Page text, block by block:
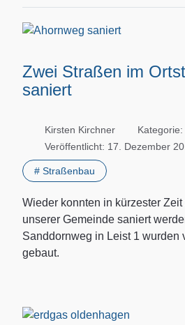
Zwei Straßen im
saniert
Kirsten Kirchner Kategorie:
Veröffentlicht: 17. Dezember
# Straßenbau
Wieder konnten in kürzester
unserer Gemeinde saniert
Sanddornweg in Leist 1 wurden
gebaut.